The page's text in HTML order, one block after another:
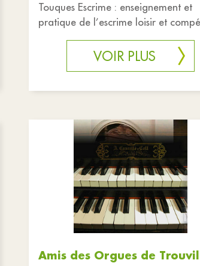
Touques Escrime : enseignement et
pratique de l’escrime loisir et
contact
VOIR PLUS
Amis des Orgues de